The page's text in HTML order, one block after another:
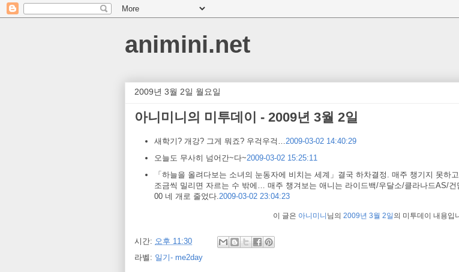
animini.net
2009년 3월 2일 월요일
아니미니의 미투데이 - 2009년 3월 2일
새학기? 개강? 그게 뭐죠? 우걱우걱…2009-03-02 14:40:29
오늘도 무사히 넘어간~다~2009-03-02 15:25:11
「하늘을 올려다보는 소녀의 눈동자에 비치는 세계」결국 하차결정. 매주 챙기지 못하고
조금씩 밀리면 자르는 수 밖에… 매주 챙겨보는 애니는 라이드백/우달소/클라나드AS/건
00 네 개로 줄었다. 2009-03-02 23:04:23
이 글은 아니미니님의 2009년 3월 2일의 미투데이 내용입
시간: 오후 11:30
라벨: 일기- me2day